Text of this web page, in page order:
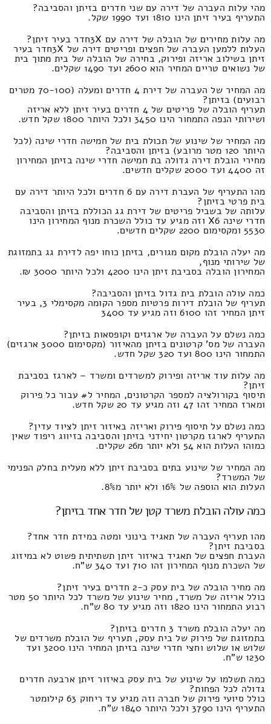
מהי עלות העברה של דירה עם שני חדרים בזיתן והסביבה?
התעריף בעיר זיתן הינו 1810 ועד 1990 שקל.
מה עלות מחירים של הובלה של דירה עם 3Xחדר בעיר זיתן?
העלות ללמען העברה של חפצים ופריטים דירה של 3Xחדר בעיר
זיתן בשילוב אריזה ופירוק, בחירה של הובלה של בית מתוך בית
של נשואים טריים המחיר הוא 2600 ועד 1490 שקלים.
מה המחיר של העברה של דירת 4 חדרים ומעלה (70-100 מטרים
רבועים) בזיתן?
תעריף הובלה של פריטים של 4 חדרים בעיר זיתן ללא אריזה
ושירותי הנפה התמחור הינו 3450 ולכל היותר 1800 שקל חדש.
מה המחיר של שינוע של תכולת בית של חמישה חדרי שינה (לכל
היותר 120 מטר מרובע) בזיתן והסביבה?
מחירי הובלת דירה גדולה בת חמישה חדרי שינה בזיתן המחירון
זה 4400 ועד 2000 שקלים חדשים.
מהו התעריף של העברת דירה עם 6 חדרים ולכל היותר דירה עם
בית פרטי בזיתן?
עלותה של בשביל פריטים של דירת גג הכוללת בזיתן והסביבה
חדרי שינה X6 וזה מגיע עד כולל השכרת מנוף המחירון הינו
5530 ומקסימום 2200 שקלים חדשים.
מה יעלה הובלת מקום מגורים, בזיתן כוחו יפה לדירת גג בתמזוגת
של שירותי מנוף,
המחירון הובלה בסביבת זיתן הינו 4200 ולכל היותר 3000 ₪.
כמה עולה הובלת בית גדול בזיתן והסביבה?
תעריף של הובלת דירות פרטיות מספר הקומה מקסימלי 3, בעיר
זיתן המחיר זהו 6100 וזה מגיע עד 3400
כמה נשלם על העברה של ארגזים וקופסאות בזיתן?
העברה של מס' קרטונים בזיתן מהאיזור (מקסימום 3000 ארגזים)
התמחור הינו 800 ועד 320 שקל חדש.
מה עלות עוד אריזה ופירוק למשרדים ומשרד – לארגז בסביבת
זיתן?
תיסוף בקורולציה למספר הקרטונים, המחיר ל# עבור כל פירוק
ומארז המחיר זהו 47 וזה מגיע עד 20 שקל חדש.
כמה נשלם על תיסוף פירוק ואריזה באיזור זיתן לציוד עדין?
התעריף לארגז מקרטון יחידני בזיתן והסביבה בזיווג ריפוד שאין
כמוהו העלות הוא 54 ולא יותר מ26 שקלים.
מה המחיר של שינוע בתים בסביבת זיתן ללא מעלית בחלק הפנימי
של המשרד?
העלות הוא הוספה של 16% ולא יותר מ8%.
כמה עולה הובלת משרד קטן של חדר אחד בזיתן?
מהו תעריף העברה של תאגיד בינוני ומטה במידת חדר אחד?
בסביבת זיתן?
העברת חפצים של תאגיד באיזור זיתן תשתיתית פשוט לא במיזוג
של השכרת מנוף המחירון זהו 710 ועד 340 ש"ח.
מה מחיר הובלה של בית עסק כ-2 חדרים בעיר זיתן?
כולל אריזה של משרד, מחיר שינוע של משרד לכל היותר 50 מטר
רבוע התמחור הינו 1820 וזה מגיע עד 80 ש"ח.
מה יעלה הובלת משרד 3 חדרים בזיתן?
בתמזוגת של פירוק של בית עסק, תעריף של הובלת משרדים של
שלוש או שלוש וחצי חדרי שינה בזיתן המחיר הינו 3200 ועד
1230 ש"ח.
כמה תשלמו על שינוע של בית עסק באיזור זיתן ארבעה חדרים
גדולה לכל הפחות?
כולל סיועי פירוק של חברה וזה מגיע עד ריחוק 63 קילומטר
התעריף הינו 3790 ולכל היותר 1840 ש"ח.